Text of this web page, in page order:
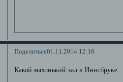
Поделиться01.11.2014 12:16
Какой махонький зал в Иннсбруке...